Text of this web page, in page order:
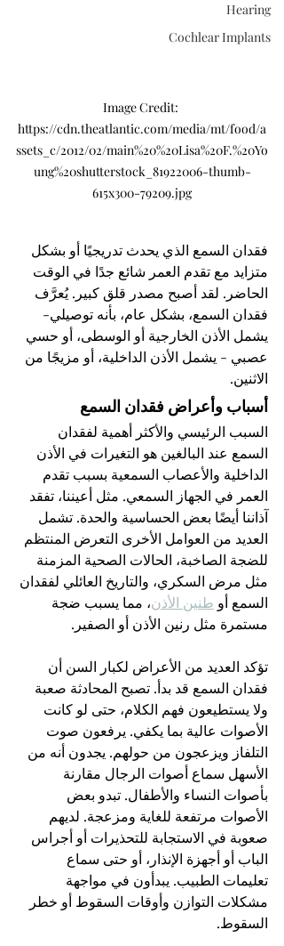
Hearing
Cochlear Implants
Image Credit:
https://cdn.theatlantic.com/media/mt/food/a
ssets_c/2012/02/main%20%20Lisa%20F.%20Yo
ung%20shutterstock_81922006-thumb-
615x300-79209.jpg
فقدان السمع الذي يحدث تدريجيًا أو بشكل
متزايد مع تقدم العمر شائع جدًا في الوقت
الحاضر. لقد أصبح مصدر قلق كبير. يُعرَّف
فقدان السمع، بشكل عام، بأنه توصيلي-
يشمل الأذن الخارجية أو الوسطى، أو حسي
عصبي - يشمل الأذن الداخلية، أو مزيجًا من
الاثنين.
أسباب وأعراض فقدان السمع
السبب الرئيسي والأكثر أهمية لفقدان
السمع عند البالغين هو التغيرات في الأذن
الداخلية والأعصاب السمعية بسبب تقدم
العمر في الجهاز السمعي. مثل أعيننا، تفقد
آذاننا أيضًا بعض الحساسية والحدة. تشمل
العديد من العوامل الأخرى التعرض المنتظم
للضجة الصاخبة، الحالات الصحية المزمنة
مثل مرض السكري، والتاريخ العائلي لفقدان
السمع أو طنين الأذن، مما يسبب ضجة
مستمرة مثل رنين الأذن أو الصفير.
تؤكد العديد من الأعراض لكبار السن أن
فقدان السمع قد بدأ. تصبح المحادثة صعبة
ولا يستطيعون فهم الكلام، حتى لو كانت
الأصوات عالية بما يكفي. يرفعون صوت
التلفاز ويزعجون من حولهم. يجدون أنه من
الأسهل سماع أصوات الرجال مقارنة
بأصوات النساء والأطفال. تبدو بعض
الأصوات مرتفعة للغاية ومزعجة. لديهم
صعوبة في الاستجابة للتحذيرات أو أجراس
الباب أو أجهزة الإنذار، أو حتى سماع
تعليمات الطبيب. يبدأون في مواجهة
مشكلات التوازن وأوقات السقوط أو خطر
السقوط.